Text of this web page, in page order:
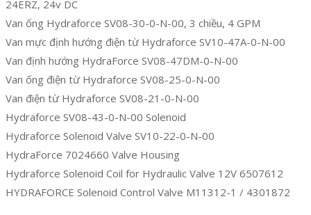
24ERZ, 24v DC
Van ống Hydraforce SV08-30-0-N-00, 3 chiều, 4 GPM
Van mực định hướng điện từ Hydraforce SV10-47A-0-N-00
Van định hướng HydraForce SV08-47DM-0-N-00
Van ống điện từ Hydraforce SV08-25-0-N-00
Van điện từ Hydraforce SV08-21-0-N-00
Hydraforce SV08-43-0-N-00 Solenoid
Hydraforce Solenoid Valve SV10-22-0-N-00
HydraForce 7024660 Valve Housing
Hydraforce Solenoid Coil for Hydraulic Valve 12V 6507612
HYDRAFORCE Solenoid Control Valve M11312-1 / 4301872